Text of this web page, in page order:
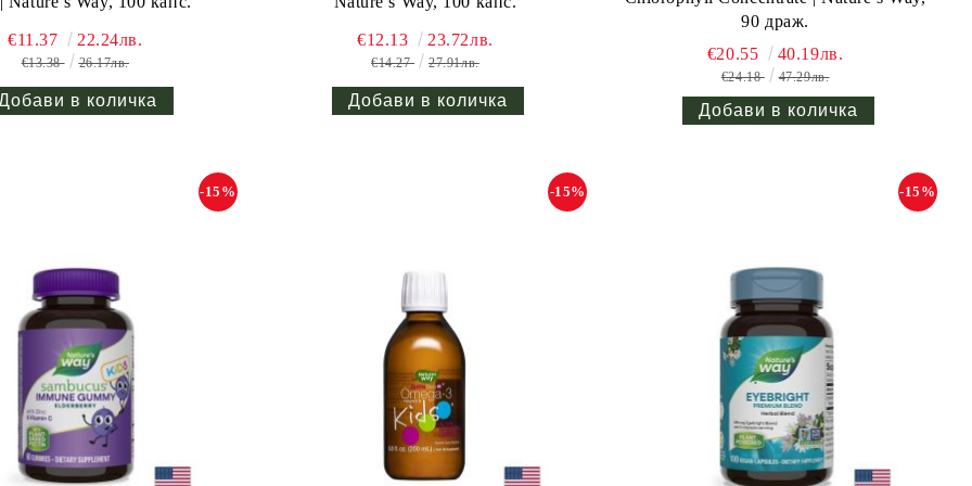
€11.37 22.24лв.
€13.38 26.17лв.
€12.13 23.72лв.
€14.27 27.91лв.
90 драж.
€20.55
40.19лв.
€24.18 47.29лв.
-15% -15% -15%